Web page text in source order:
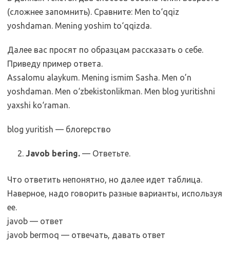
(сложнее запомнить). Сравните: Men to‘qqiz
yoshdaman. Mening yoshim to‘qqizda.
Далее вас просят по образцам рассказать о себе.
Приведу пример ответа.
Assalomu alaykum. Mening ismim Sasha. Men o’n
yoshdaman. Men o‘zbekistonlikman. Men blog yuritishni
yaxshi ko‘raman.
blog yuritish — блогерство
Javob bering. — Ответьте.
Что ответить непонятно, но далее идет таблица.
Наверное, надо говорить разные варианты, используя
ее.
javob — ответ
javob bermoq — отвечать, давать ответ